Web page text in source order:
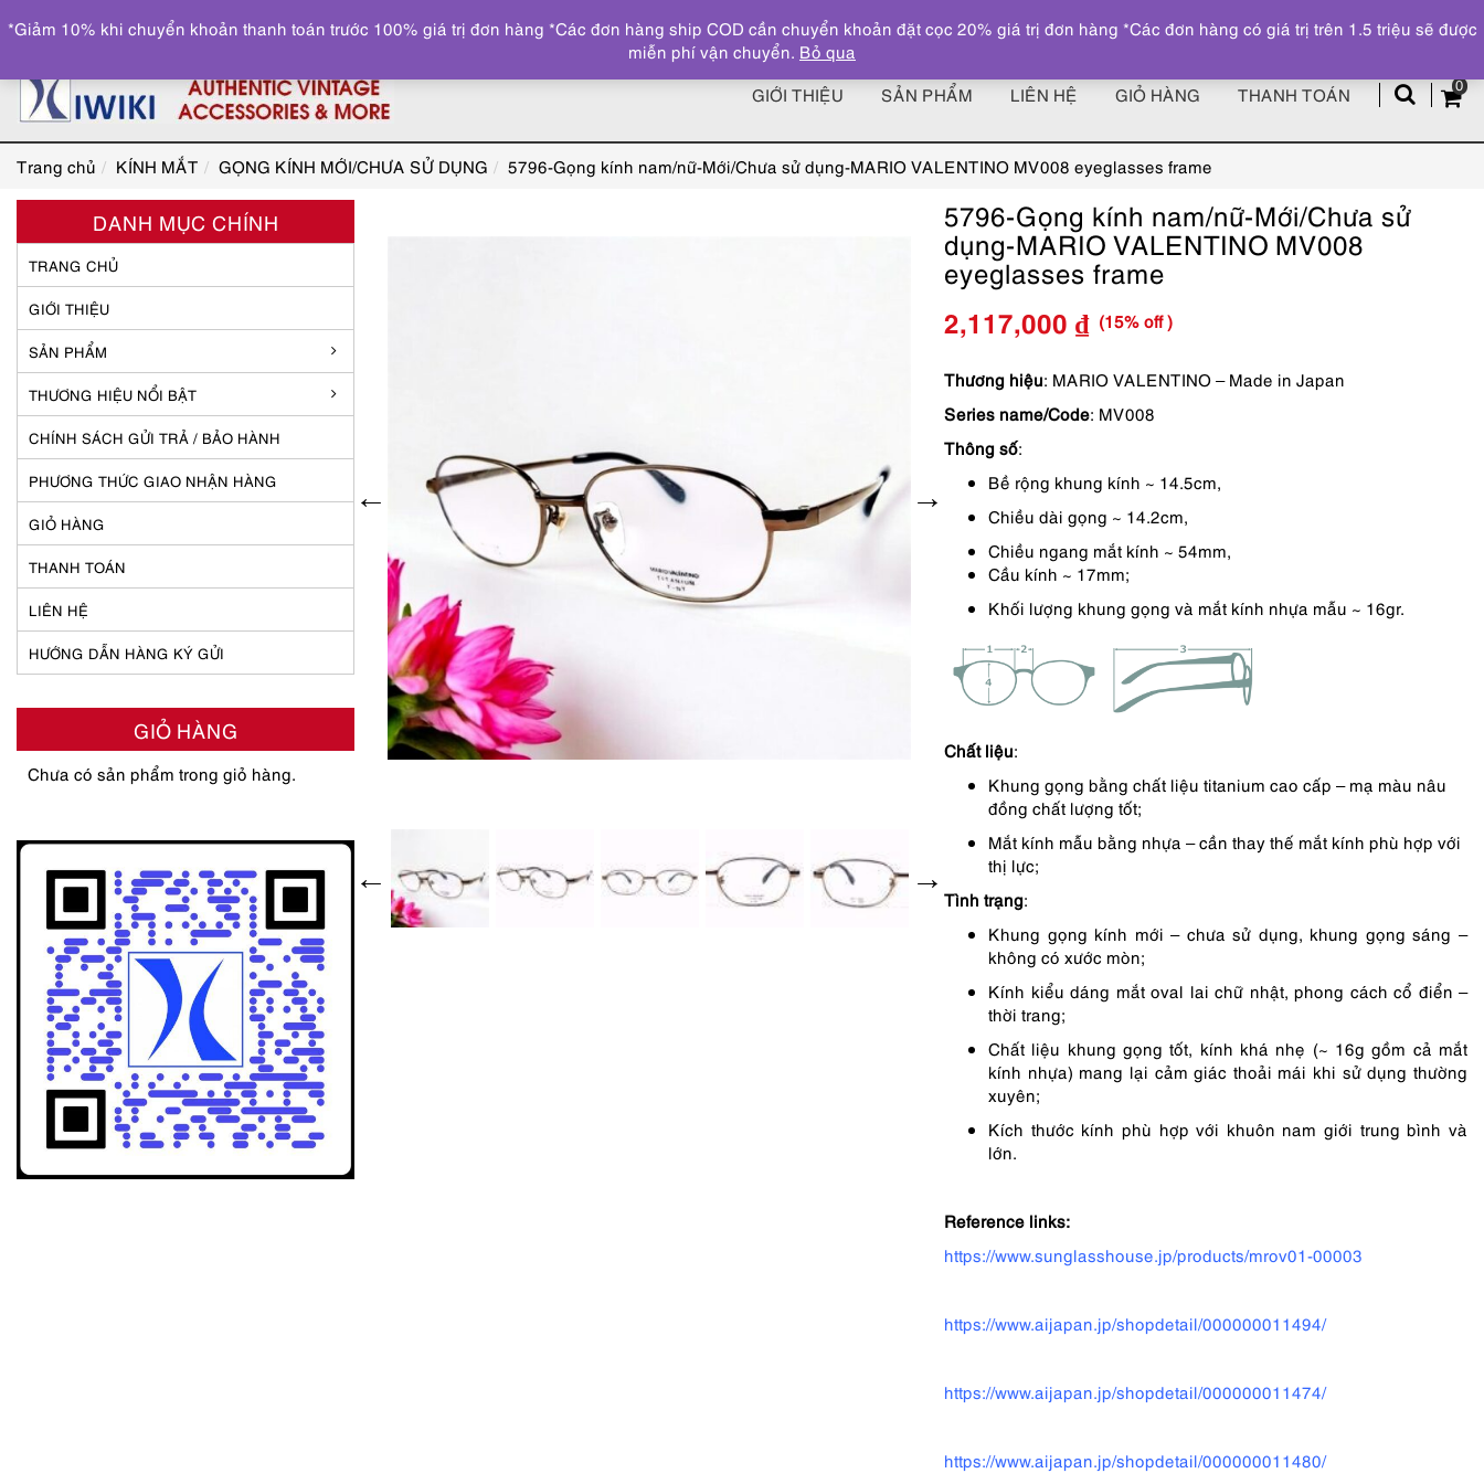
z
0
GIỚI THIỆU SẢN PHẨM LIÊN HỆ GIỎ HÀNG THANH TOÁN
Trang chủ KÍNH MẮT GỌNG KÍNH MỚI/CHƯA SỬ DỤNG 5796-Gọng kính nam/nữ-Mới/Chưa sử dụng-MARIO VALENTINO MV008 eyeglasses frame
5796-Gọng kính nam/nữ-Mới/Chưa sử
dụng-MARIO VALENTINO MV008
eyeglasses frame
Giá
gốc
là:
2,117,000 ₫
Giá
hiện
tại
2,117,000 ₫.
(15% off )
Thương hiệu: MARIO VALENTINO – Made in Japan
Series name/Code: MV008
Thông số:
Bề rộng khung kính ~ 14.5cm,
Chiều dài gọng ~ 14.2cm,
Chiều ngang mắt kính ~ 54mm,
Cầu kính ~ 17mm;
Khối lượng khung gọng và mắt kính nhựa mẫu ~ 16gr.
Chất liệu:
Khung gọng bằng chất liệu titanium cao cấp – mạ màu nâu
đồng chất lượng tốt;
Mắt kính mẫu bằng nhựa – cần thay thế mắt kính phù hợp với
thị lực;
Tình trạng:
Khung gọng kính mới – chưa sử dụng, khung gọng sáng –
không có xước mòn;
Kính kiểu dáng mắt oval lai chữ nhật, phong cách cổ điển –
thời trang;
Chất liệu khung gọng tốt, kính khá nhẹ (~ 16g gồm cả mắt
kính nhựa) mang lại cảm giác thoải mái khi sử dụng thường
xuyên;
Kích thước kính phù hợp với khuôn nam giới trung bình và
lớn.
Reference links:
https://www.sunglasshouse.jp/products/mrov01-00003
https://www.aijapan.jp/shopdetail/000000011494/
https://www.aijapan.jp/shopdetail/000000011474/
https://www.aijapan.jp/shopdetail/000000011480/
DANH MỤC CHÍNH
TRANG CHỦ
GIỚI THIỆU
SẢN PHẨM
THƯƠNG HIỆU NỔI BẬT
CHÍNH SÁCH GỬI TRẢ / BẢO HÀNH
PHƯƠNG THỨC GIAO NHẬN HÀNG
GIỎ HÀNG
THANH TOÁN
LIÊN HỆ
HƯỚNG DẪN HÀNG KÝ GỬI
GIỎ HÀNG
Chưa có sản phẩm trong giỏ hàng.
*Giảm 10% khi chuyển khoản thanh toán trước 100% giá trị đơn hàng *Các đơn hàng ship COD cần chuyển khoản đặt cọc 20% giá trị đơn hàng *Các đơn hàng có giá trị trên 1.5 triệu sẽ được
miễn phí vận chuyển. Bỏ qua